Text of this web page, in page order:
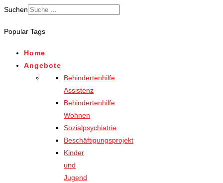
Suchen
Popular Tags
Home
Angebote
Behindertenhilfe
Assistenz
Behindertenhilfe
Wohnen
Sozialpsychiatrie
Beschäftigungsprojekt
Kinder
und
Jugend